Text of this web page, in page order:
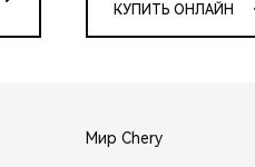
КУПИТЬ ОНЛАЙН
Мир Chery